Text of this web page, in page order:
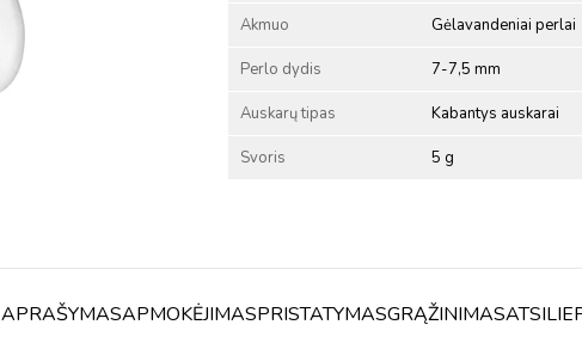
Akmuo Gėlavandeniai perlai
Perlo dydis 7-7,5 mm
Auskarų tipas Kabantys auskarai
Svoris 5 g
APRAŠYMASAPMOKĖJIMASPRISTATYMASGRĄŽINIMAS